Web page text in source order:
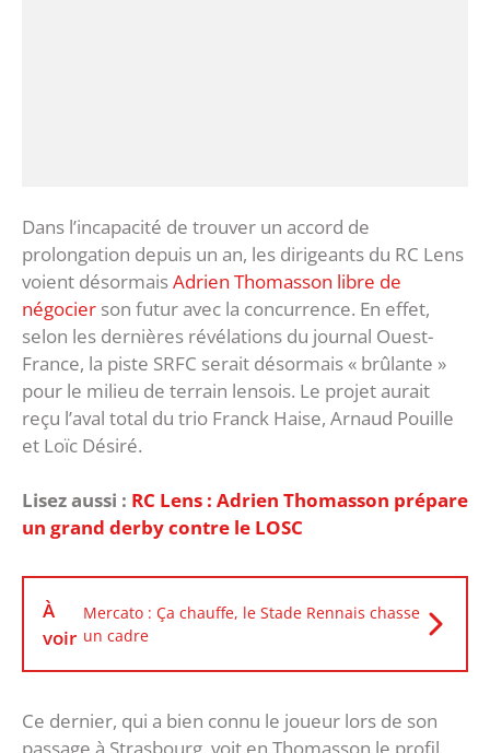
Dans l’incapacité de trouver un accord de
prolongation depuis un an, les dirigeants du RC Lens
voient désormaisAdrien Thomasson libre de
négocier son futur avec la concurrence. En effet,
selon les dernières révélations du journal Ouest-
France, la piste SRFC serait désormais « brûlante »
pour le milieu de terrain lensois. Le projet aurait
reçu l’aval total du trio Franck Haise, Arnaud Pouille
et Loïc Désiré.
Lisez aussi : RC Lens : Adrien Thomasson prépare
un grand derby contre le LOSC
À
voir
Mercato : Ça chauffe, le Stade Rennais chasse
un cadre
Ce dernier, qui a bien connu le joueur lors de son